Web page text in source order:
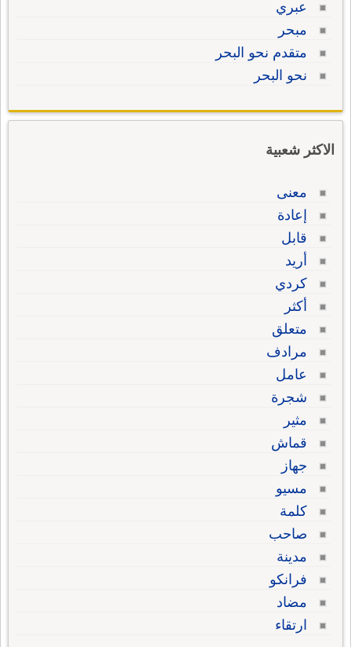
عبري
مبحر
متقدم نحو البحر
نحو البحر
الاكثر شعبية
معنى
إعادة
قابل
أريد
كردي
أكثر
متعلق
مرادف
عامل
شجرة
مثير
قماش
جهاز
مسيو
كلمة
صاحب
مدينة
فرانكو
مضاد
ارتقاء